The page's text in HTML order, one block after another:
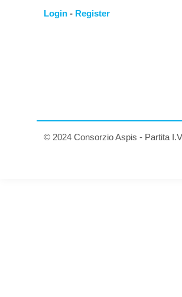
Login - Register
© 2024 Consorzio Aspis - Partita